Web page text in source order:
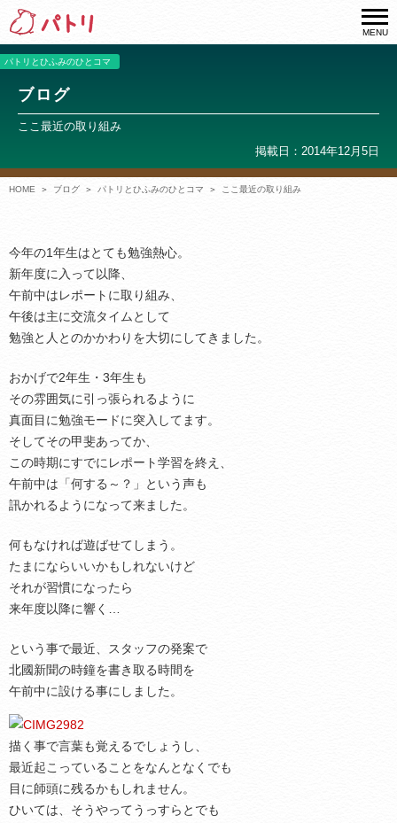
MENU
パトリとひふみのひとコマ
ブログ
ここ最近の取り組み
掲載日：2014年12月5日
HOME ブログ パトリとひふみのひとコマ ここ最近の取り組み
今年の1年生はとても勉強熱心。
新年度に入って以降、
午前中はレポートに取り組み、
午後は主に交流タイムとして
勉強と人とのかかわりを大切にしてきました。
おかげで2年生・3年生も
その雰囲気に引っ張られるように
真面目に勉強モードに突入してます。
そしてその甲斐あってか、
この時期にすでにレポート学習を終え、
午前中は「何する～？」という声も
訊かれるようになって来ました。
何もなければ遊ばせてしまう。
たまにならいいかもしれないけど
それが習慣になったら
来年度以降に響く…
という事で最近、スタッフの発案で
北國新聞の時鐘を書き取る時間を
午前中に設ける事にしました。
描く事で言葉も覚えるでしょうし、
最近起こっていることをなんとなくでも
目に師頭に残るかもしれません。
ひいては、そうやってうっすらとでも